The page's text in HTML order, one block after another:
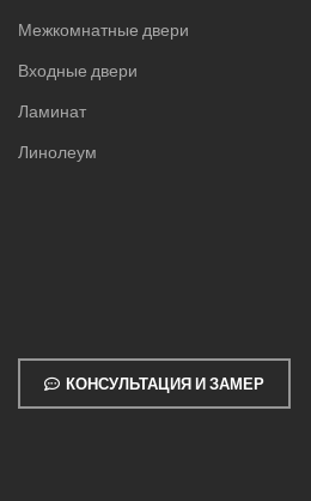
Межкомнатные двери
Входные двери
Ламинат
Линолеум
КОНСУЛЬТАЦИЯ И ЗАМЕР